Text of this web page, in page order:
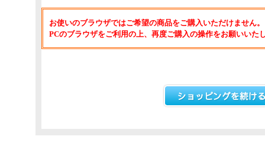
お使いのブラウザではご希望の商品をご購入いただけません。
PCのブラウザをご利用の上、再度ご購入の操作をお願いいた